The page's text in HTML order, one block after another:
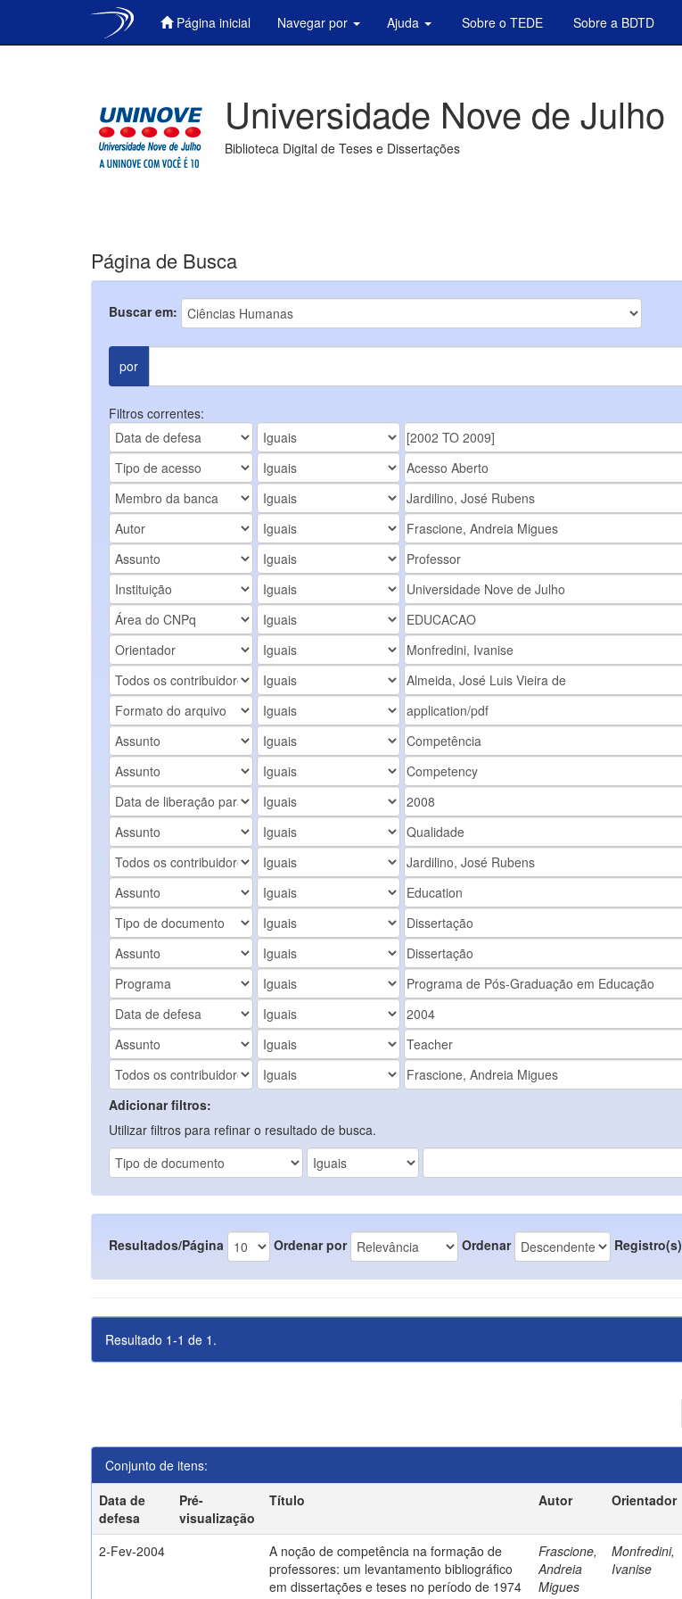
Página inicial Navegar por Ajuda Sobre o TEDE Sobre a BDTD
Universidade Nove de Julho
Biblioteca Digital de Teses e Dissertações
Página de Busca
Buscar em:
por
Filtros correntes:
Adicionar filtros:
Utilizar filtros para refinar o resultado de busca.
Resultados/Página Ordenar por Ordenar Registro(s)
Resultado 1-1 de 1.
Conjunto de itens:
Data de
defesa
Pré-
visualização
Título Autor Orientador
2-Fev-2004
A noção de competência na formação de
professores: um levantamento bibliográfico
em dissertações e teses no período de 1974
Frascione,
Andreia
Migues
Monfredini,
Ivanise